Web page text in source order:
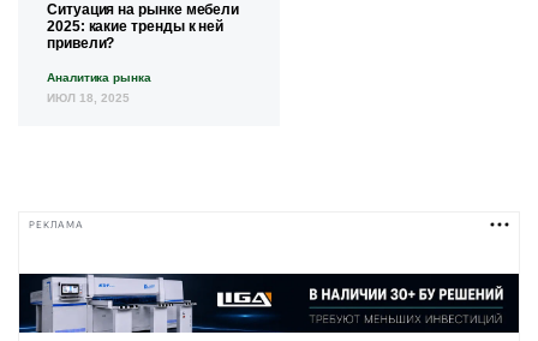
Ситуация на рынке мебели
2025: какие тренды к ней
привели?
Аналитика рынка
ИЮЛ 18, 2025
РЕКЛАМА